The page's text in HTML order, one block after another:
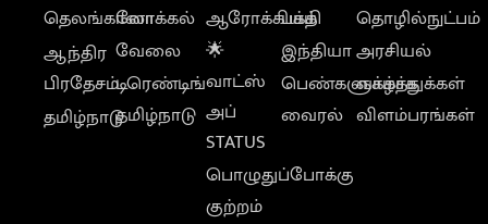
தெலங்கானா
ஆந்திர
பிரதேசம்
தமிழ்நாடு
லோக்கல்
வேலை
டிரெண்டிங்
தமிழ்நாடு
ஆரோக்கியம்
🌟
வாட்ஸ்
அப்
STATUS
பொழுதுப்போக்கு
குற்றம்
பக்தி
இந்தியா
பெண்களுக்காக
வைரல்
தொழில்நுட்பம்
அரசியல்
வாழ்த்துக்கள்
விளம்பரங்கள்